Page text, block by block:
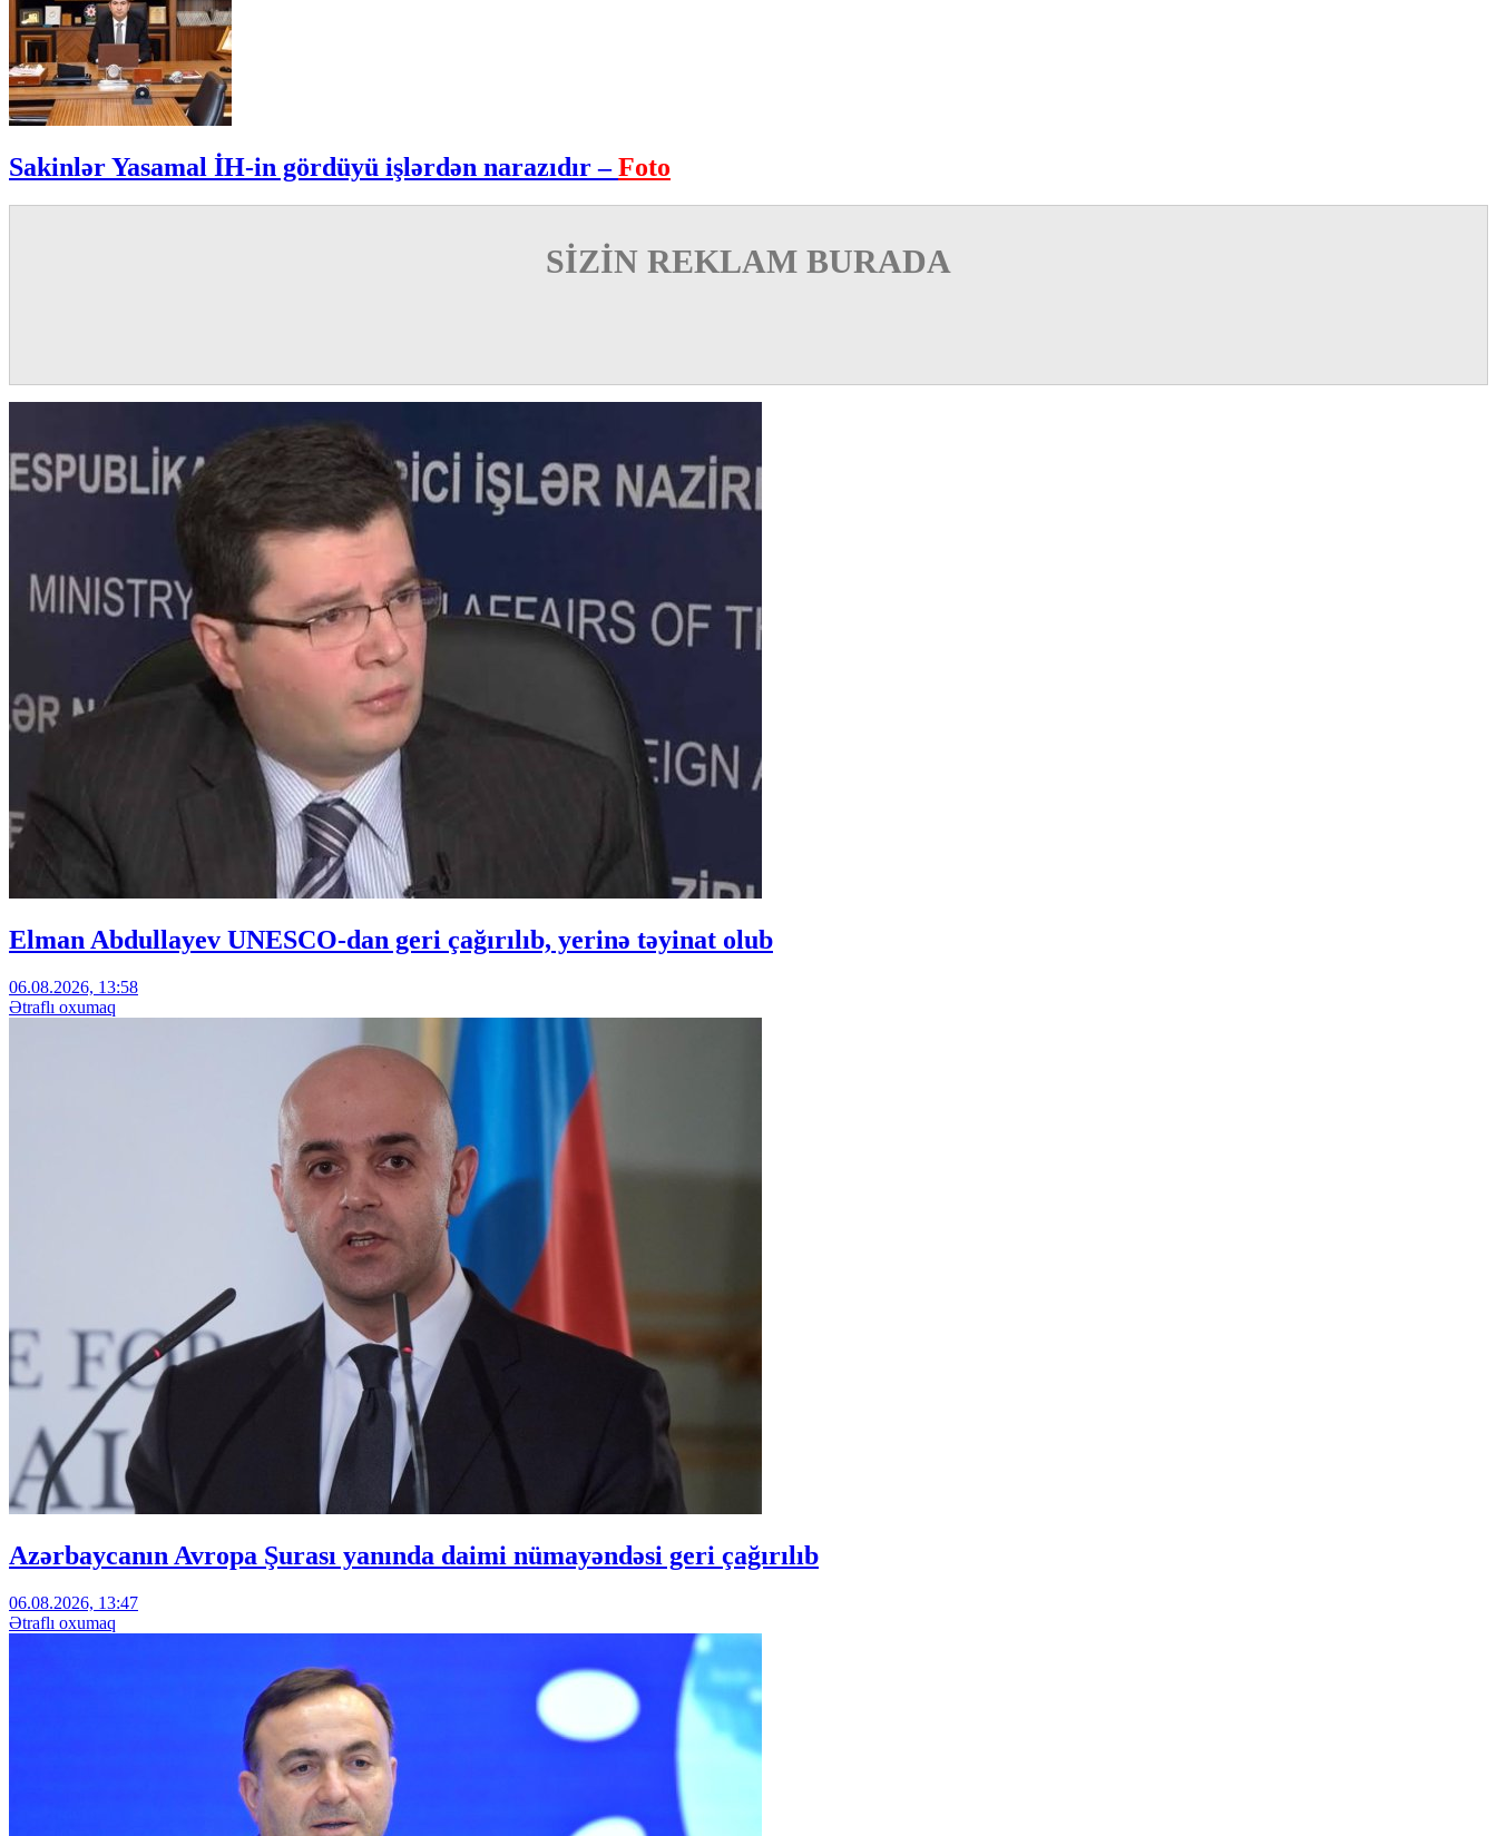
Sakinlər Yasamal İH-in gördüyü işlərdən narazıdır –Foto
SİZİN REKLAM BURADA
Elman Abdullayev UNESCO-dan geri çağırılıb, yerinə təyinat olub
06.08.2026, 13:58
Ətraflı oxumaq
Azərbaycanın Avropa Şurası yanında daimi nümayəndəsi geri çağırılıb
06.08.2026, 13:47
Ətraflı oxumaq